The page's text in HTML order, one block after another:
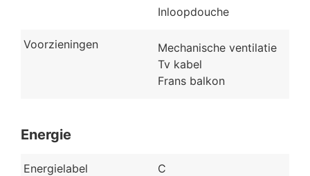
Inloopdouche
Voorzieningen
Mechanische ventilatie
Tv kabel
Frans balkon
Energie
Energielabel C